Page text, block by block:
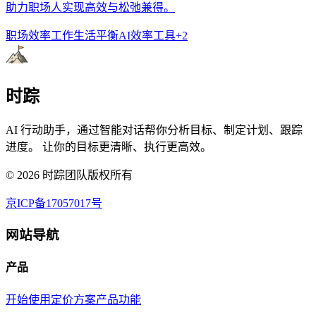
助力职场人实现高效与松弛兼得。
职场效率工作生活平衡AI效率工具+2
时踪
AI 行动助手，通过智能对话帮你分析目标、制定计划、跟踪
进度。 让你的目标更清晰、执行更高效。
© 2026 时踪团队版权所有
京ICP备17057017号
网站导航
产品
开始使用 定价方案产品功能